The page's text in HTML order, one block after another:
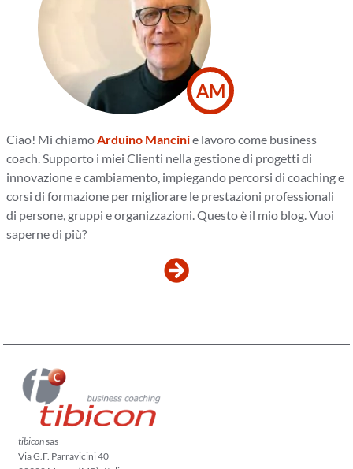
AM
Ciao! Mi chiamo Arduino Mancinie lavoro come business
coach. Supporto i miei Clienti nella gestione di progetti di
innovazione e cambiamento, impiegando percorsi di coaching e
corsi di formazione per migliorare le prestazioni professionali
di persone, gruppi e organizzazioni. Questo è il mio blog. Vuoi
saperne di più?
tibiconsas
Via G.F. Parravicini 40